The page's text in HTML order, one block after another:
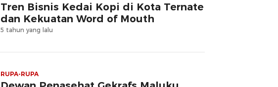
Tren Bisnis Kedai Kopi di Kota Ternate
dan Kekuatan Word of Mouth
5 tahun yang lalu
RUPA-RUPA